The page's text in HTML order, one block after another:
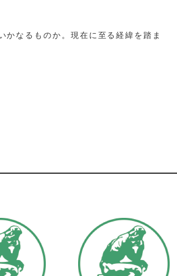
かなるものか。現在に至る経緯を踏ま